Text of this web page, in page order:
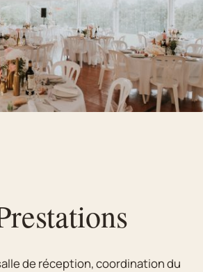
de réception, coordination du